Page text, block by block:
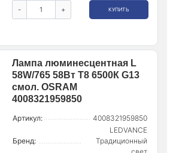
- + КУПИТЬ
Лампа люминесцентная L
58W/765 58Вт T8 6500К G13
смол. OSRAM
4008321959850
Артикул: 4008321959850
Бренд:
LEDVANCE
Традиционный